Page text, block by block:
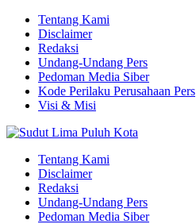
Tentang Kami
Disclaimer
Redaksi
Undang-Undang Pers
Pedoman Media Siber
Kode Perilaku Perusahaan Pers
Visi & Misi
Tentang Kami
Disclaimer
Redaksi
Undang-Undang Pers
Pedoman Media Siber